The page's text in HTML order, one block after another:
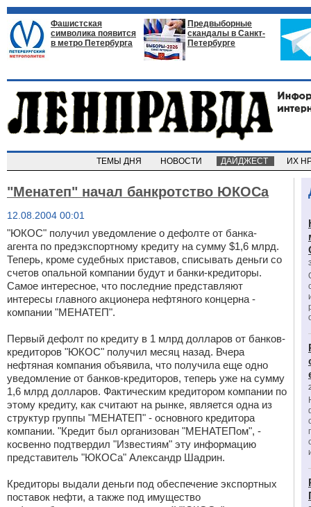
Фашистская
символика появится
в метро Петербурга
Предвыборные
скандалы в Санкт-
Петербурге
ТЕМЫ ДНЯ НОВОСТИ ДАЙДЖЕСТ ИХ
"Менатеп" начал банкротство ЮКОСа
12.08.2004 00:01
"ЮКОС" получил уведомление о дефолте от банка-
агента по предэкспортному кредиту на сумму $1,6 млрд.
Теперь, кроме судебных приставов, списывать деньги со
счетов опальной компании будут и банки-кредиторы.
Самое интересное, что последние представляют
интересы главного акционера нефтяного концерна -
компании "МЕНАТЕП".
Первый дефолт по кредиту в 1 млрд долларов от банков-
кредиторов "ЮКОС" получил месяц назад. Вчера
нефтяная компания объявила, что получила еще одно
уведомление от банков-кредиторов, теперь уже на сумму
1,6 млрд долларов. Фактическим кредитором компании по
этому кредиту, как считают на рынке, является одна из
структур группы "МЕНАТЕП" - основного кредитора
компании. "Кредит был организован "МЕНАТЕПом", -
косвенно подтвердил "Известиям" эту информацию
представитель "ЮКОСа" Александр Шадрин.
Кредиторы выдали деньги под обеспечение экспортных
поставок нефти, а также под имущество